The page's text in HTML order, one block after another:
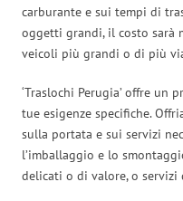
carburante e sui tempi di
oggetti grandi, il costo sarà
veicoli più grandi o di più
‘Traslochi Perugia’ offre un
tue esigenze specifiche.
sulla portata e sui servizi
l’imballaggio e lo
delicati o di valore, o